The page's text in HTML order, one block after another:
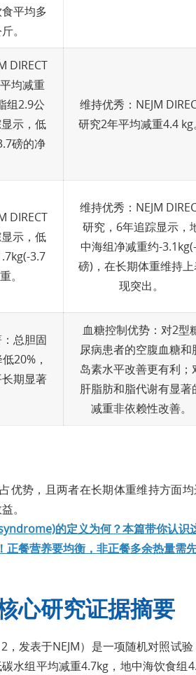
平均多
。
DIRECT
均减重
组2.9公
示，低
磅的净
维持优秀：NEJM
研究2年平均减重4.4 kg。
DIRECT
示，低
3.7
。
维持优秀：NEJM
研究，6年追踪显示，
中海组净减重约-
磅)，在长期体重维持上
现突出。
总胆固
20%，
期显著
血糖控制优势：对2型
尿病患者的空腹血糖和
岛素水平改善更有利；
肝脂肪和脂代谢有显著
减重非依赖性改善。
优势，且两者在长期体重维持方面
。
的定义为何？本篇带你认识
正餐营养要均衡，非正餐多余热量需
心研究证据摘要
，发表于NEJM）是一项随机对照试
水组平均减重4.7kg，地中海饮食组